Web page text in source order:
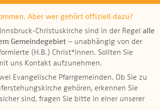
Aber wer gehört offiziell dazu?
Christuskirche sind in der Regel alle
Gemeindegebiet – unabhängig von der
(H.B.) Christ*innen. Sollten Sie
uns Kontakt aufzunehmen.
Evangelische Pfarrgemeinden. Ob Sie zu
gehören, erkennen Sie
sind, fragen Sie bitte in einer unserer